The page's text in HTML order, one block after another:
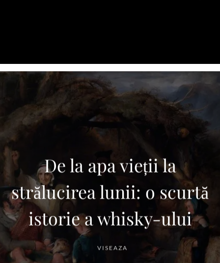
De la apa vieții la
strălucirea lunii: o scurtă
istorie a whisky-ului
VISEAZA